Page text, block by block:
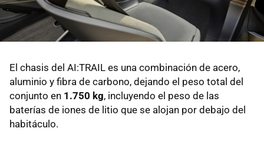
El chasis del AI:TRAIL es una combinación de acero,
aluminio y fibra de carbono, dejando el peso total del
conjunto en 1.750 kg, incluyendo el peso de las
baterías de iones de litio que se alojan por debajo del
habitáculo.